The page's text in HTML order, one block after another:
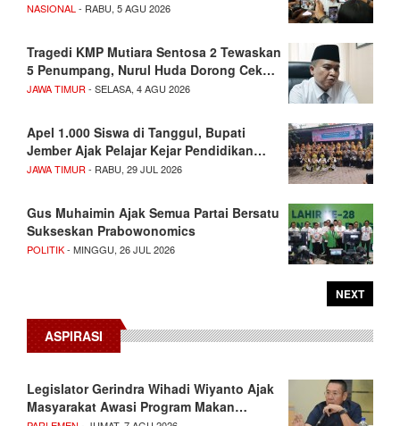
NASIONAL - RABU, 5 AGU 2026
Tragedi KMP Mutiara Sentosa 2 Tewaskan
5 Penumpang, Nurul Huda Dorong Cek…
JAWA TIMUR - SELASA, 4 AGU 2026
Apel 1.000 Siswa di Tanggul, Bupati
Jember Ajak Pelajar Kejar Pendidikan…
JAWA TIMUR - RABU, 29 JUL 2026
Gus Muhaimin Ajak Semua Partai Bersatu
Sukseskan Prabowonomics
POLITIK- MINGGU, 26 JUL 2026
NEXT
ASPIRASI
Legislator Gerindra Wihadi Wiyanto Ajak
Masyarakat Awasi Program Makan…